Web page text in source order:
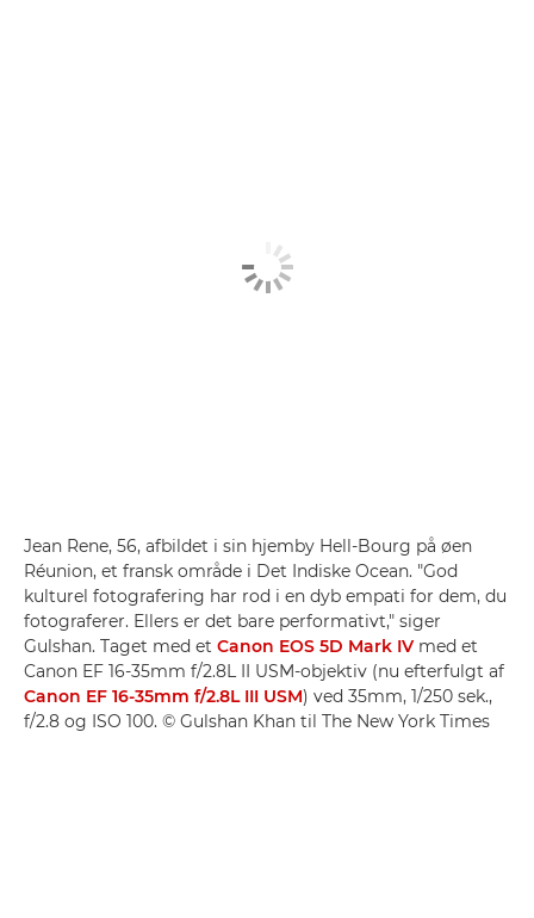
Jean Rene, 56, afbildet i sin hjemby Hell-Bourg på øen
Réunion, et fransk område i Det Indiske Ocean. "God
kulturel fotografering har rod i en dyb empati for dem, du
fotograferer. Ellers er det bare performativt," siger
Gulshan. Taget med et Canon EOS 5D Mark IV med et
Canon EF 16-35mm f/2.8L II USM-objektiv (nu efterfulgt af
Canon EF 16-35mm f/2.8L III USM) ved 35mm, 1/250 sek.,
f/2.8 og ISO 100. © Gulshan Khan til The New York Times